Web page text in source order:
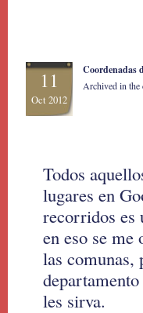
11
Oct 2012
Coordenadas
Archived in the
Todos
lugares en
recorridos es
en eso se
las comunas,
les sirva.